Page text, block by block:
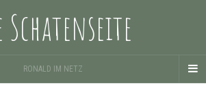
Schatenseite
RONALD IM NETZ